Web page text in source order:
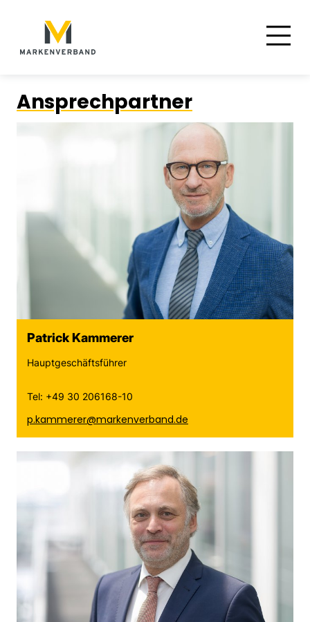
Hauptnavigation
Ansprechpartner
Patrick Kammerer
Hauptgeschäftsführer
Tel: +49 30 206168-10
p.kammerer@markenverband.de